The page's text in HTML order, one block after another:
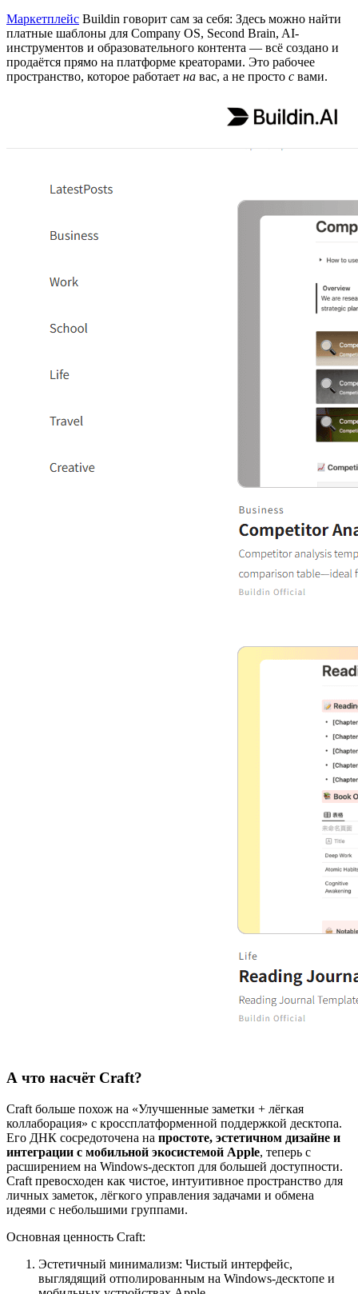
Маркетплейс Buildin говорит сам за себя: Здесь можно найти
платные шаблоны для Company OS, Second Brain, AI-
инструментов и образовательного контента — всё создано и
продаётся прямо на платформе креаторами. Это рабочее
пространство, которое работает на вас, а не просто с вами.
А что насчёт Craft?
Craft больше похож на «Улучшенные заметки + лёгкая
коллаборация» с кроссплатформенной поддержкой десктопа.
Его ДНК сосредоточена на простоте, эстетичном дизайне и
интеграции с мобильной экосистемой Apple, теперь с
расширением на Windows-десктоп для большей доступности.
Craft превосходен как чистое, интуитивное пространство для
личных заметок, лёгкого управления задачами и обмена
идеями с небольшими группами.
Основная ценность Craft:
Эстетичный минимализм: Чистый интерфейс,
выглядящий отполированным на Windows-десктопе и